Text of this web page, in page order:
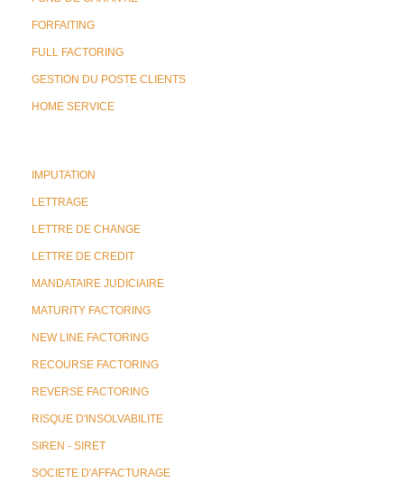
FORFAITING
FULL FACTORING
GESTION DU POSTE CLIENTS
HOME SERVICE
IMPUTATION
LETTRAGE
LETTRE DE CHANGE
LETTRE DE CREDIT
MANDATAIRE JUDICIAIRE
MATURITY FACTORING
NEW LINE FACTORING
RECOURSE FACTORING
REVERSE FACTORING
RISQUE D'INSOLVABILITE
SIREN - SIRET
SOCIETE D'AFFACTURAGE